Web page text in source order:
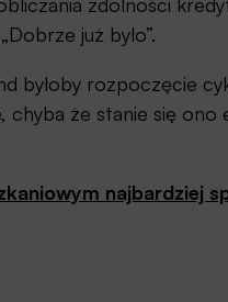
już było”.
byłoby rozpoczęcie
że stanie się ono
najbardziej